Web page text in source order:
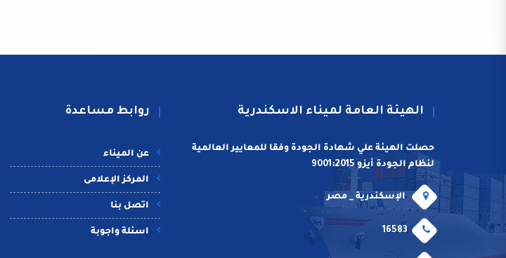
الهيئة العامة لميناء الاسكندرية
حصلت الهيئة علي شهادة الجودة وفقا للمعايير العالمية
لنظام الجودة أيزو 9001:2015
الإسكندرية _ مصر
16583
روابط مساعدة
عن الميناء
المركز الإعلامى
اتصل بنا
اسئلة واجوبة